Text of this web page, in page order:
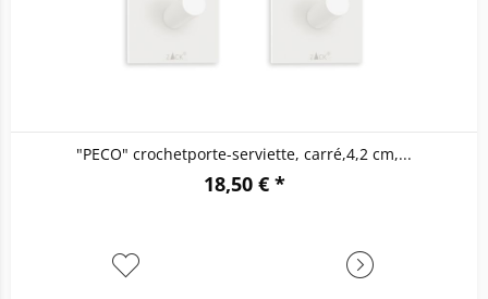
"PECO" crochetporte-serviette, carré,4,2 cm,...
18,50 € *